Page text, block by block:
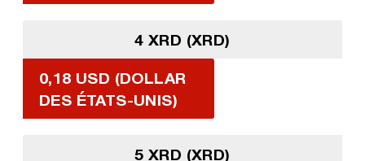
4 XRD (XRD)
0,18 USD (DOLLAR
DES ÉTATS-UNIS)
5 XRD (XRD)